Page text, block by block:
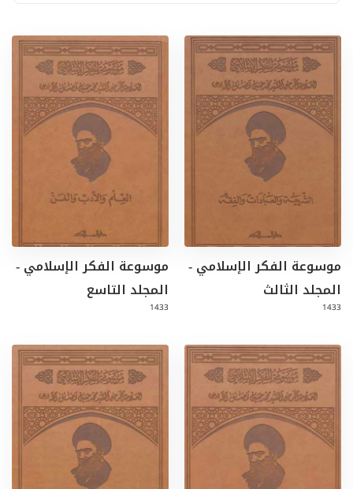
موسوعة الفكر الإسلامي -
المجلد الثالث
1433
موسوعة الفكر الإسلامي -
المجلد التاسع
1433